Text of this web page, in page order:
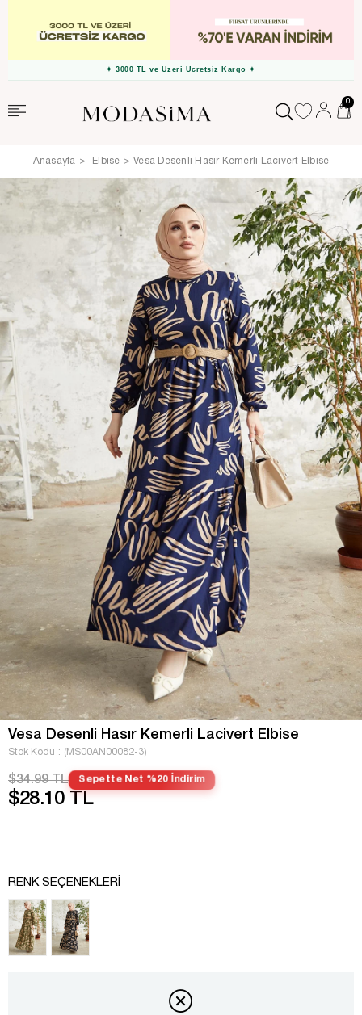
✦ 3000 TL ve Üzeri Ücretsiz Kargo ✦
0
Anasayfa Elbise Vesa Desenli Hasır Kemerli Lacivert Elbise
Vesa Desenli Hasır Kemerli Lacivert Elbise
Stok Kodu (MS00AN00082-3)
$34.99 TL Sepette Net %20 İndirim
$28.10 TL
RENK SEÇENEKLERI